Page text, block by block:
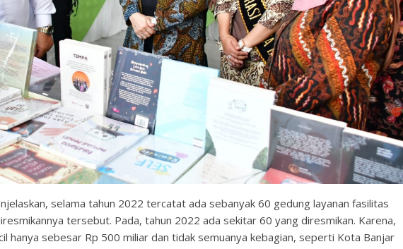
selama tahun 2022 tercatat ada sebanyak 60 gedung layanan fasilitas
tersebut. Pada, tahun 2022 ada sekitar 60 yang diresmikan. Karena,
hanya sebesar Rp 500 miliar dan tidak semuanya kebagian, seperti Kota Banjar